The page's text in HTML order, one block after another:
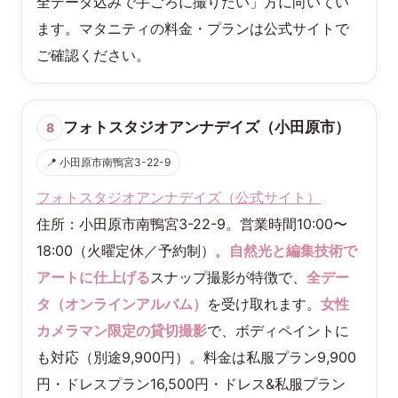
ます。マタニティの料金・プランは公式サイトで
ご確認ください。
8 フォトスタジオアンナデイズ（小田原市）
📍 小田原市南鴨宮3-22-9
フォトスタジオアンナデイズ（公式サイト）
住所：小田原市南鴨宮3-22-9。営業時間10:00〜
18:00（火曜定休／予約制）。 自然光と編集技術で
アートに仕上げるスナップ撮影が特徴で、 全デー
タ（オンラインアルバム） を受け取れます。 女性
カメラマン限定の貸切撮影で、ボディペイントに
も対応（別途9,900円）。料金は私服プラン9,900
円・ドレスプラン16,500円・ドレス&私服プラン